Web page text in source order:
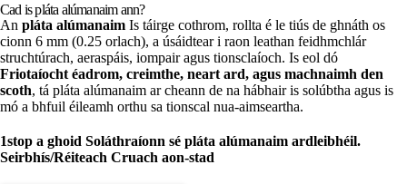
Cad is pláta alúmanaim ann?
An pláta alúmanaim Is táirge cothrom, rollta é le tiús de ghnáth os
cionn 6 mm (0.25 orlach), a úsáidtear i raon leathan feidhmchlár
struchtúrach, aeraspáis, iompair agus tionsclaíoch. Is eol dó
Friotaíocht éadrom, creimthe, neart ard, agus machnaimh den
scoth, tá pláta alúmanaim ar cheann de na hábhair is solúbtha agus is
mó a bhfuil éileamh orthu sa tionscal nua-aimseartha.
1stop a ghoid Soláthraíonn sé pláta alúmanaim ardleibhéil.
Seirbhís/Réiteach Cruach aon-stad